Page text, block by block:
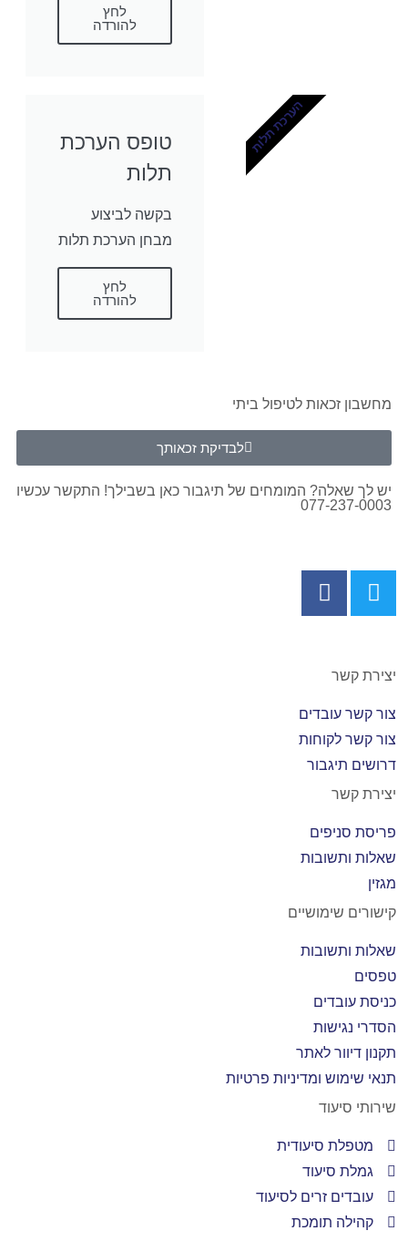
לחץ
להורדה
טופס הערכת
תלות
בקשה לביצוע
מבחן הערכת תלות
לחץ
להורדה
הערכת תלות
מחשבון זכאות לטיפול ביתי
לבדיקת זכאותך
יש לך שאלה? המומחים של תיגבור כאן בשבילך! התקשר עכשיו
077-237-0003
יצירת קשר
צור קשר עובדים
צור קשר לקוחות
דרושים תיגבור
יצירת קשר
פריסת סניפים
שאלות ותשובות
מגזין
קישורים שימושיים
שאלות ותשובות
טפסים
כניסת עובדים
הסדרי נגישות
תקנון דיוור לאתר
תנאי שימוש ומדיניות פרטיות
שירותי סיעוד
מטפלת סיעודית
גמלת סיעוד
עובדים זרים לסיעוד
קהילה תומכת